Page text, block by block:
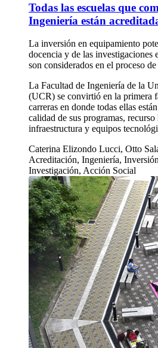
Todas las escuelas que
Ingeniería están
La inversión en equipamiento
docencia y de las investigaciones
son considerados en el proceso
La Facultad de Ingeniería de la
(UCR) se convirtió en la primera
carreras en donde todas ellas
calidad de sus programas,
infraestructura y equipos
Caterina Elizondo Lucci, Otto
Acreditación, Ingeniería,
Investigación, Acción Social